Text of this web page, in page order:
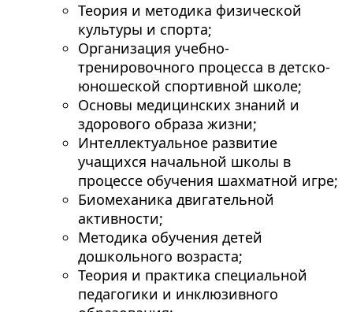
Теория и методика физической
культуры и спорта;
Организация учебно-
тренировочного процесса в детско-
юношеской спортивной школе;
Основы медицинских знаний и
здорового образа жизни;
Интеллектуальное развитие
учащихся начальной школы в
процессе обучения шахматной игре;
Биомеханика двигательной
активности;
Методика обучения детей
дошкольного возраста;
Теория и практика специальной
педагогики и инклюзивного